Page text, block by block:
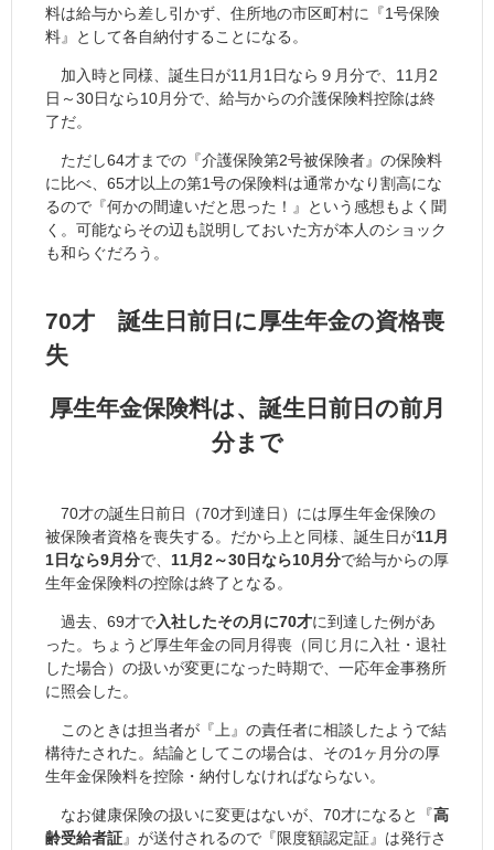
料は給与から差し引かず、住所地の市区町村に『1号保険
料』として各自納付することになる。
加入時と同様、誕生日が11月1日なら９月分で、11月2
日～30日なら10月分で、給与からの介護保険料控除は終
了だ。
ただし64才までの『介護保険第2号被保険者』の保険料
に比べ、65才以上の第1号の保険料は通常かなり割高にな
るので『何かの間違いだと思った！』という感想もよく聞
く。可能ならその辺も説明しておいた方が本人のショック
も和らぐだろう。
70才 誕生日前日に厚生年金の資格喪
失
厚生年金保険料は、誕生日前日の前月
分まで
70才の誕生日前日（70才到達日）には厚生年金保険の
被保険者資格を喪失する。だから上と同様、誕生日が11月
1日なら9月分で、 11月2～30日なら10月分で給与からの厚
生年金保険料の控除は終了となる。
過去、69才で入社したその月に70才に到達した例があ
った。ちょうど厚生年金の同月得喪（同じ月に入社・退社
した場合）の扱いが変更になった時期で、一応年金事務所
に照会した。
このときは担当者が『上』の責任者に相談したようで結
構待たされた。結論としてこの場合は、その1ヶ月分の厚
生年金保険料を控除・納付しなければならない。
なお健康保険の扱いに変更はないが、70才になると『高
齢受給者証』が送付されるので『限度額認定証』は発行さ